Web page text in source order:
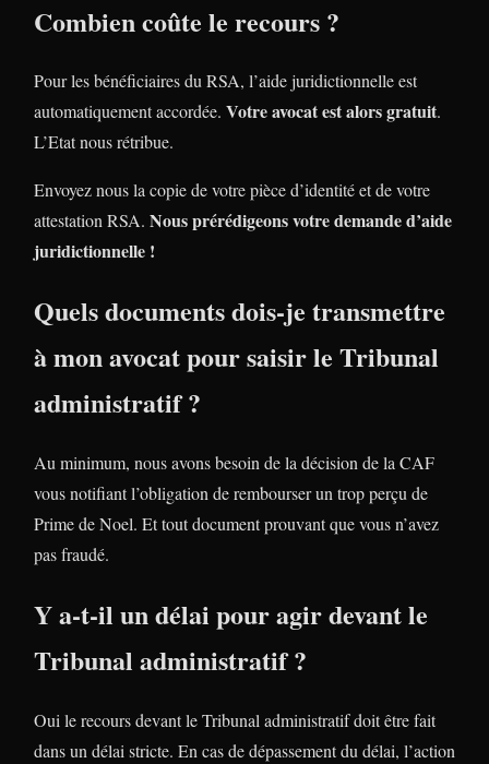
Combien coûte le recours ?
Pour les bénéficiaires du RSA, l’aide juridictionnelle est
automatiquement accordée. Votre avocat est alors gratuit.
L’Etat nous rétribue.
Envoyez nous la copie de votre pièce d’identité et de votre
attestation RSA. Nous prérédigeons votre demande d’aide
juridictionnelle !
Quels documents dois-je transmettre
à mon avocat pour saisir le Tribunal
administratif ?
Au minimum, nous avons besoin de la décision de la CAF
vous notifiant l’obligation de rembourser un trop perçu de
Prime de Noel. Et tout document prouvant que vous n’avez
pas fraudé.
Y a-t-il un délai pour agir devant le
Tribunal administratif ?
Oui le recours devant le Tribunal administratif doit être fait
dans un délai stricte. En cas de dépassement du délai, l’action